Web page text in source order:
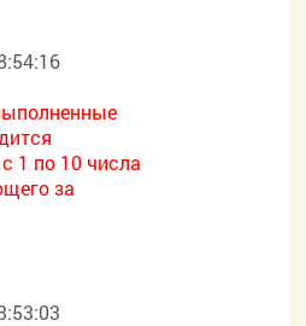
1 по 10 числа
за